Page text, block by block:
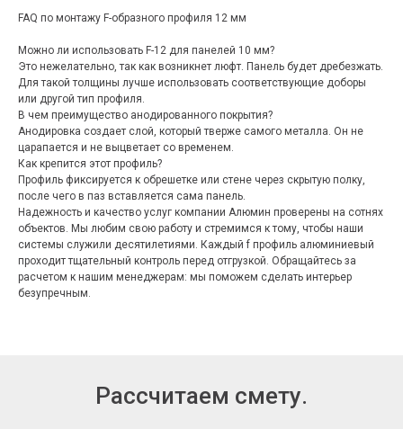
FAQ по монтажу F-образного профиля 12 мм
Можно ли использовать F-12 для панелей 10 мм?
Это нежелательно, так как возникнет люфт. Панель будет дребезжать.
Для такой толщины лучше использовать соответствующие доборы
или другой тип профиля.
В чем преимущество анодированного покрытия?
Анодировка создает слой, который тверже самого металла. Он не
царапается и не выцветает со временем.
Как крепится этот профиль?
Профиль фиксируется к обрешетке или стене через скрытую полку,
после чего в паз вставляется сама панель.
Надежность и качество услуг компании Алюмин проверены на сотнях
объектов. Мы любим свою работу и стремимся к тому, чтобы наши
системы служили десятилетиями. Каждый f профиль алюминиевый
проходит тщательный контроль перед отгрузкой. Обращайтесь за
расчетом к нашим менеджерам: мы поможем сделать интерьер
безупречным.
Рассчитаем смету.